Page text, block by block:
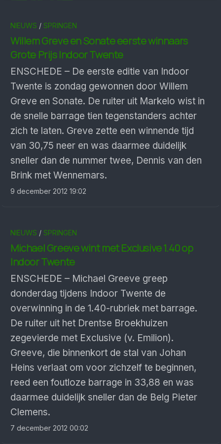
NIEUWS / SPRINGEN
Willem Greve en Sonate eerste winnaars
Grote Prijs Indoor Twente
ENSCHEDE – De eerste editie van Indoor
Twente is zondag gewonnen door Willem
Greve en Sonate. De ruiter uit Markelo wist in
de snelle barrage tien tegenstanders achter
zich te laten. Greve zette een winnende tijd
van 30,75 neer en was daarmee duidelijk
sneller dan de nummer twee, Dennis van den
Brink met Wennemars.
9 december 2012 19:02
NIEUWS / SPRINGEN
Michael Greeve wint met Exclusive 1.40 op
Indoor Twente
ENSCHEDE – Michael Greeve greep
donderdag tijdens Indoor Twente de
overwinning in de 1.40-rubriek met barrage.
De ruiter uit het Drentse Broekhuizen
zegevierde met Exclusive (v. Emilion).
Greeve, die binnenkort de stal van Johan
Heins verlaat om voor zichzelf te beginnen,
reed een foutloze barrage in 33,88 en was
daarmee duidelijk sneller dan de Belg Pieter
Clemens.
7 december 2012 00:02